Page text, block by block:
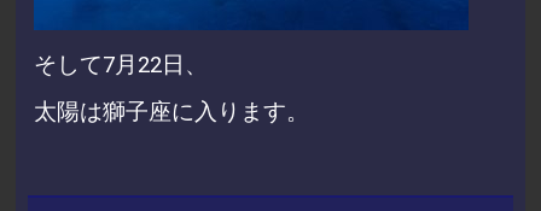
そして7月22日、
太陽は獅子座に入ります。